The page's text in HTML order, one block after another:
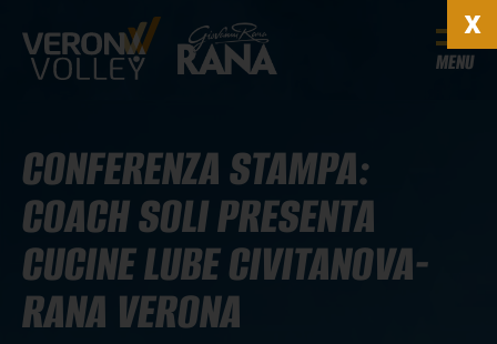
MENU
CONFERENZA STAMPA:
COACH SOLI PRESENTA
CUCINE LUBE CIVITANOVA-
RANA VERONA